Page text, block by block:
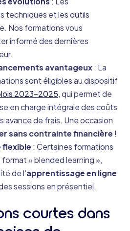
techniques et les outils
Nos formations vous
informé des dernières
avantageux: La
sont éligibles au dispositif
2023-2025, qui permet de
en charge intégrale des coûts
avance de frais. Une occasion
sans contrainte financière !
flexible : Certaines formations
« blended learning »,
de l'apprentissage en ligne
sessions en présentiel.
courtes dans